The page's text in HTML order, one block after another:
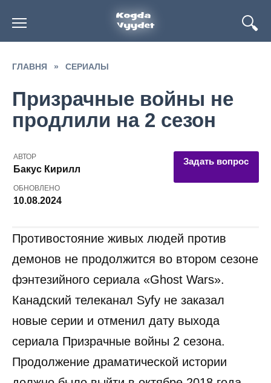
содержанию
ГЛАВНЯ » СЕРИАЛЫ
Призрачные войны не
продлили на 2 сезон
АВТОР
Бакус Кирилл
Задать вопрос
ОБНОВЛЕНО
10.08.2024
Противостояние живых людей против
демонов не продолжится во втором сезоне
фэнтезийного сериала «Ghost Wars».
Канадский телеканал Syfy не заказал
новые серии и отменил дату выхода
сериала Призрачные войны 2 сезона.
Продолжение драматической истории